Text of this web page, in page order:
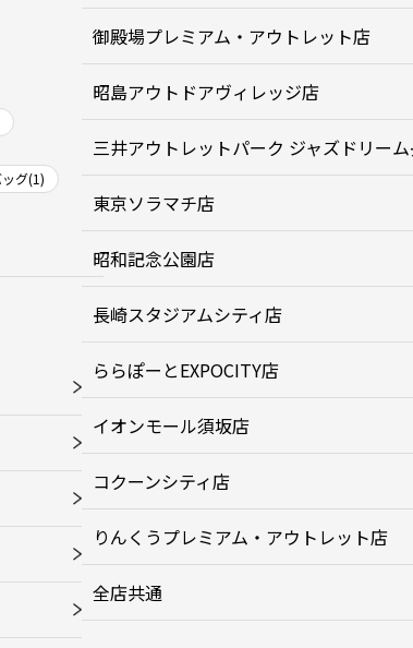
グ(1)
御殿場プレミアム・アウトレット店
昭島アウトドアヴィレッジ店
三井アウトレットパーク ジャズドリー
東京ソラマチ店
昭和記念公園店
長崎スタジアムシティ店
ららぽーとEXPOCITY店
イオンモール須坂店
コクーンシティ店
りんくうプレミアム・アウトレット店
全店共通